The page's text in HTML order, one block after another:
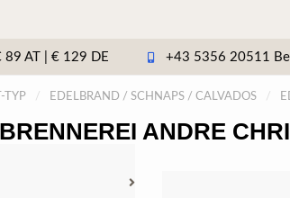
89 AT | € 129 DE +43 5356 20511
TYP / EDELBRAND / SCHNAPS / CALVADOS /
ANDRE